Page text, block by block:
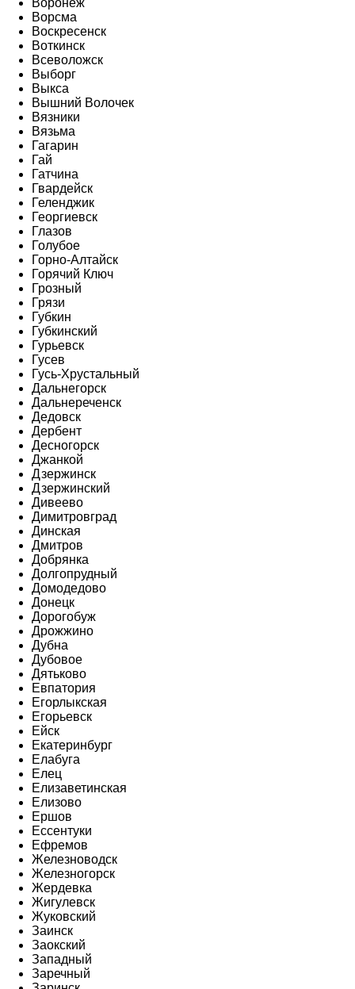
Воронеж
Ворсма
Воскресенск
Воткинск
Всеволожск
Выборг
Выкса
Вышний Волочек
Вязники
Вязьма
Гагарин
Гай
Гатчина
Гвардейск
Геленджик
Георгиевск
Глазов
Голубое
Горно-Алтайск
Горячий Ключ
Грозный
Грязи
Губкин
Губкинский
Гурьевск
Гусев
Гусь-Хрустальный
Дальнегорск
Дальнереченск
Дедовск
Дербент
Десногорск
Джанкой
Дзержинск
Дзержинский
Дивеево
Димитровград
Динская
Дмитров
Добрянка
Долгопрудный
Домодедово
Донецк
Дорогобуж
Дрожжино
Дубна
Дубовое
Дятьково
Евпатория
Егорлыкская
Егорьевск
Ейск
Екатеринбург
Елабуга
Елец
Елизаветинская
Елизово
Ершов
Ессентуки
Ефремов
Железноводск
Железногорск
Жердевка
Жигулевск
Жуковский
Заинск
Заокский
Западный
Заречный